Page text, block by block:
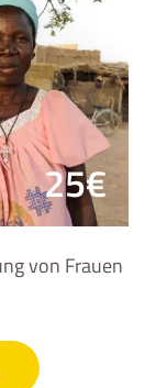
25€
von Frauen